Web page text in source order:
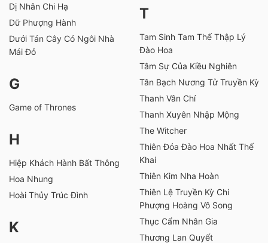
Dị Nhân Chi Hạ
Dữ Phượng Hành
Dưới Tán Cây Có Ngôi Nhà
Mái Đỏ
G
Game of Thrones
H
Hiệp Khách Hành Bất Thông
Hoa Nhung
Hoài Thủy Trúc Đình
K
T
Tam Sinh Tam Thế Thập Lý
Đào Hoa
Tâm Sự Của Kiều Nghiên
Tân Bạch Nương Tử Truyền Kỳ
Thanh Vân Chí
Thanh Xuyên Nhập Mộng
The Witcher
Thiên Đóa Đào Hoa Nhất Thế
Khai
Thiên Kim Nha Hoàn
Thiên Lệ Truyền Kỳ Chi
Phượng Hoàng Vô Song
Thục Cẩm Nhân Gia
Thương Lan Quyết